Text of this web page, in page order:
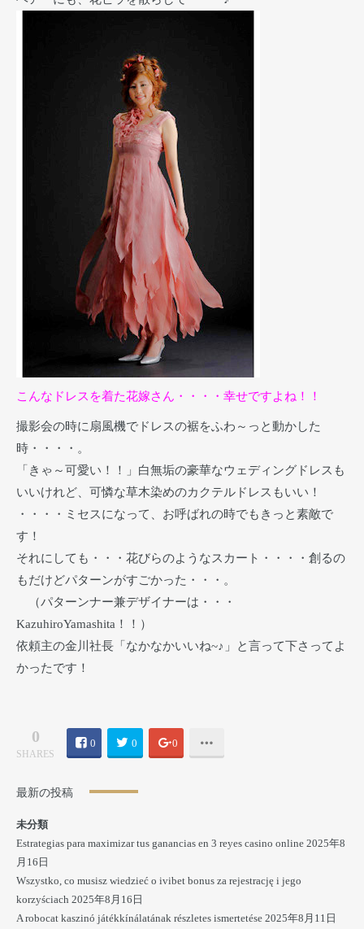
こんなドレスを着た花嫁さん・・・・幸せですよね！！
撮影会の時に扇風機でドレスの裾をふわ～っと動かした
時・・・・。
「きゃ～可愛い！！」白無垢の豪華なウェディングドレスも
いいけれど、可憐な草木染めのカクテルドレスもいい！
・・・・ミセスになって、お呼ばれの時でもきっと素敵で
す！
それにしても・・・花びらのようなスカート・・・・創るの
もだけどパターンがすごかった・・・。
（パターンナー兼デザイナーは・・・
KazuhiroYamashita！！）
依頼主の金川社長「なかなかいいね~♪」と言って下さってよ
かったです！
0
SHARES
0 0 0
最新の投稿
未分類
Estrategias para maximizar tus ganancias en 3 reyes casino online 2025年8
月16日
Wszystko, co musisz wiedzieć o ivibet bonus za rejestrację i jego
korzyściach 2025年8月16日
A robocat kaszinó játékkínálatának részletes ismertetése 2025年8月11日